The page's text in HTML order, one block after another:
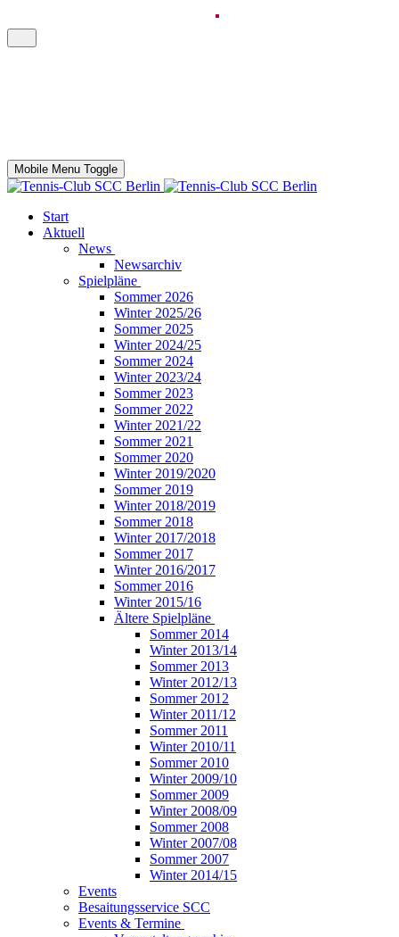
Mobile Menu Toggle
Start
Aktuell
News
Newsarchiv
Spielpläne
Sommer 2026
Winter 2025/26
Sommer 2025
Winter 2024/25
Sommer 2024
Winter 2023/24
Sommer 2023
Sommer 2022
Winter 2021/22
Sommer 2021
Sommer 2020
Winter 2019/2020
Sommer 2019
Winter 2018/2019
Sommer 2018
Winter 2017/2018
Sommer 2017
Winter 2016/2017
Sommer 2016
Winter 2015/16
Ältere Spielpläne
Sommer 2014
Winter 2013/14
Sommer 2013
Winter 2012/13
Sommer 2012
Winter 2011/12
Sommer 2011
Winter 2010/11
Sommer 2010
Winter 2009/10
Sommer 2009
Winter 2008/09
Sommer 2008
Winter 2007/08
Sommer 2007
Winter 2014/15
Events
Besaitungsservice SCC
Events & Termine